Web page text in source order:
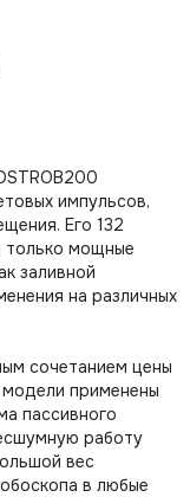
импульсов,
Его 132
только мощные
заливной
на различных
сочетанием цены
применены
пассивного
работу
вес
в любые